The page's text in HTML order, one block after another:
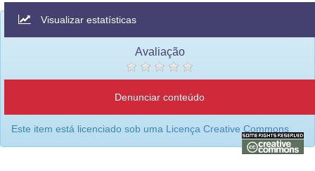
Visualizar estatísticas
Avaliação
Denunciar conteúdo
Este item está licenciado sob uma Licença Creative Commons